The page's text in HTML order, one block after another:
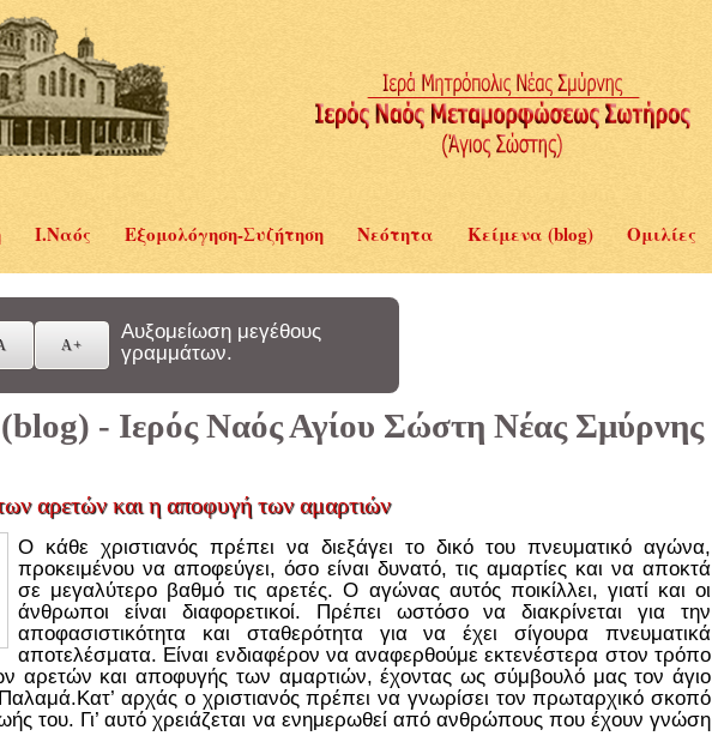
Ι.Ναός Εξομολόγηση-Συζήτηση Νεότητα Κείμενα (blog) Ομιλίες
Αυξομείωση μεγέθους
γραμμάτων.
- Ιερός Ναός Αγίου Σώστη Νέας Σμύρνης
αρετών και η αποφυγή των αμαρτιών
Ο κάθε χριστιανός πρέπει να διεξάγει το δικό του πνευματικό αγώνα,
προκειμένου να αποφεύγει, όσο είναι δυνατό, τις αμαρτίες και να αποκτά
σε μεγαλύτερο βαθμό τις αρετές. Ο αγώνας αυτός ποικίλλει, γιατί και οι
άνθρωποι είναι διαφορετικοί. Πρέπει ωστόσο να διακρίνεται για την
αποφασιστικότητα και σταθερότητα για να έχει σίγουρα πνευματικά
αποτελέσματα. Είναι ενδιαφέρον να αναφερθούμε εκτενέστερα στον τρόπο
αρετών και αποφυγής των αμαρτιών, έχοντας ως σύμβουλό μας τον άγιο
αρχάς ο χριστιανός πρέπει να γνωρίσει τον πρωταρχικό σκοπό
του. Γι’ αυτό χρειάζεται να ενημερωθεί από ανθρώπους που έχουν γνώση